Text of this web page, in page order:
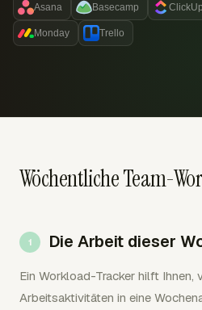
Asana Basecamp ClickUp
Monday Trello
Wöchentliche Team-
Die Arbeit dieser
Ein Workload-Tracker hilft Ihnen,
Arbeitsaktivitäten in eine